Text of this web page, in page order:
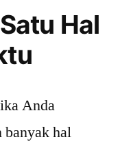
Hal
Anda
banyak hal